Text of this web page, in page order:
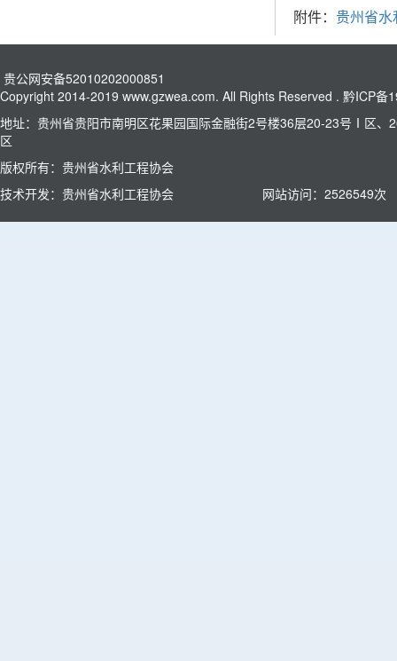
附件： 贵州省
贵公网安备52010202000851
Copyright 2014-2019 www.gzwea.com. All Rights Reserved . 黔ICP备
地址：贵州省贵阳市南明区花果园国际金融街2号楼36层20-23号Ⅰ区
区
版权所有：贵州省水利工程协会
技术开发：贵州省水利工程协会
网站访问： 2526549次